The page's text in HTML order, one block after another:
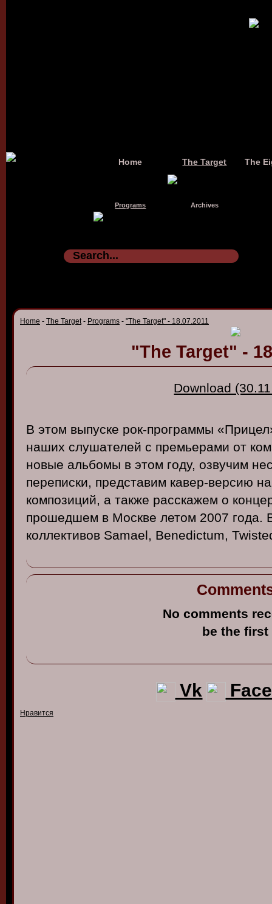
Home The Target The
Programs Archives
Home - The Target- Programs - "The Target" - 18.07.2011
"The Target" -
Download
В этом выпуске рок-программы «Прицел
наших слушателей с премьерами от
новые альбомы в этом году, озвучим
переписки, представим кавер-версию на
композиций, а также расскажем о
прошедшем в Москве летом 2007 года.
коллективов Samael, Benedictum,
No comments
be the first
Vk
Нравится